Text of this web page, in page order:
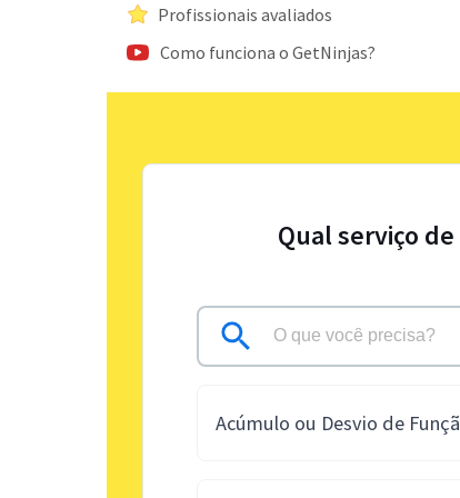
Profissionais avaliados
Como funciona o GetNinjas?
Qual serviço
Acúmulo ou Desvio de